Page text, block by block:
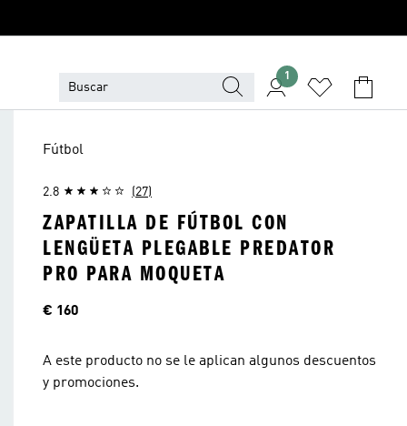
1
Fútbol
2.8 (27)
ZAPATILLA DE FÚTBOL CON
LENGÜETA PLEGABLE PREDATOR
PRO PARA MOQUETA
Precio
€ 160
A este producto no se le aplican algunos descuentos
y promociones.